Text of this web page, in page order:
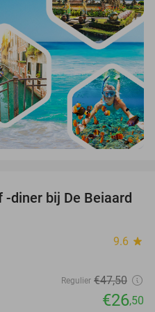
44%
diner bij De Beiaard
9.6 star
Regulier €47,50
€26,50